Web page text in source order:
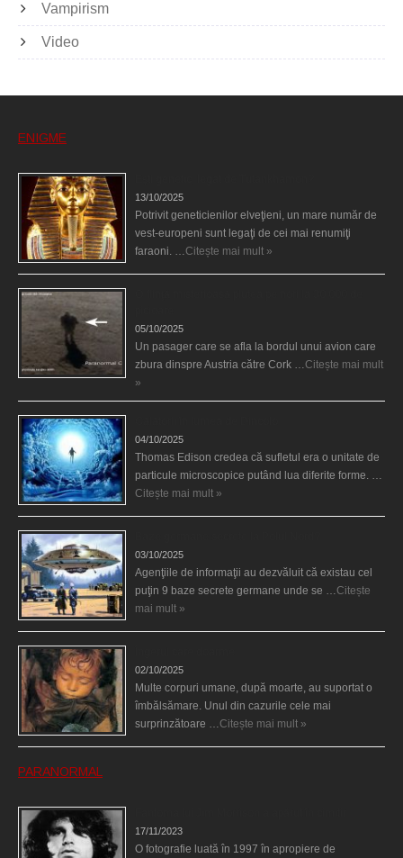
Vampirism
Video
ENIGME
13/10/2025
Potrivit geneticienilor elveţieni, un mare număr de
vest-europeni sunt legaţi de cei mai renumiţi
faraoni. …Citește mai mult »
05/10/2025
Un pasager care se afla la bordul unui avion care
zbura dinspre Austria către Cork …Citește mai mult
»
04/10/2025
Thomas Edison credea că sufletul era o unitate de
particule microscopice putând lua diferite forme. …
Citește mai mult »
03/10/2025
Agenţiile de informaţii au dezvăluit că existau cel
puţin 9 baze secrete germane unde se …Citește
mai mult »
02/10/2025
Multe corpuri umane, după moarte, au suportat o
îmbălsămare. Unul din cazurile cele mai
surprinzătoare …Citește mai mult »
PARANORMAL
17/11/2023
O fotografie luată în 1997 în apropiere de